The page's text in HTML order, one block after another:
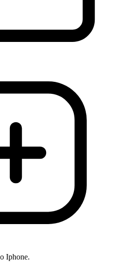
Iphone.